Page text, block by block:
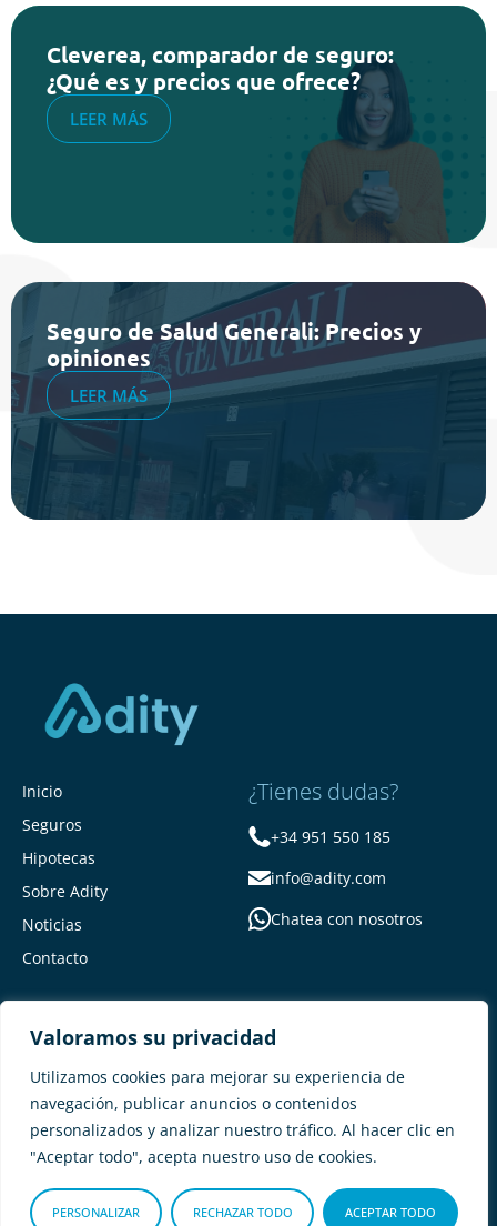
Valoramos su privacidad
Utilizamos cookies para mejorar su experiencia de
navegación, publicar anuncios o contenidos
personalizados y analizar nuestro tráfico. Al hacer clic en
"Aceptar todo", acepta nuestro uso de cookies.
PERSONALIZAR RECHAZAR TODO ACEPTAR TODO
Cleverea, comparador de seguro:
¿Qué es y precios que ofrece?
LEER MÁS
Seguro de Salud Generali: Precios y
opiniones
LEER MÁS
Inicio
Seguros
Hipotecas
Sobre Adity
Noticias
Contacto
¿Tienes dudas?
+34 951 550 185
info@adity.com
Chatea con nosotros
Adity Seguros – Mapa del Sitio –